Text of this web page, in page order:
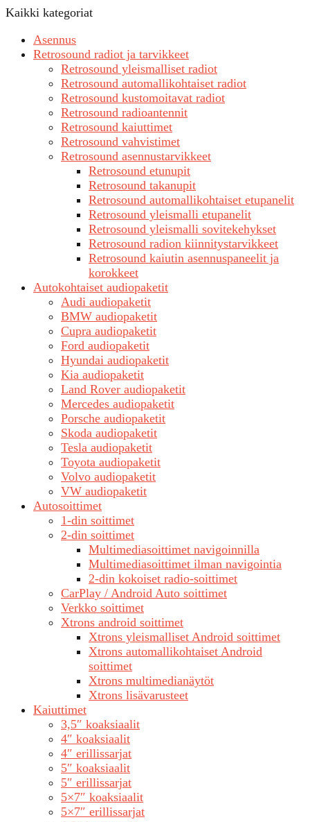
Kaikki kategoriat
Asennus
Retrosound radiot ja tarvikkeet
Retrosound yleismalliset radiot
Retrosound automallikohtaiset radiot
Retrosound kustomoitavat radiot
Retrosound radioantennit
Retrosound kaiuttimet
Retrosound vahvistimet
Retrosound asennustarvikkeet
Retrosound etunupit
Retrosound takanupit
Retrosound automallikohtaiset etupanelit
Retrosound yleismalli etupanelit
Retrosound yleismalli sovitekehykset
Retrosound radion kiinnitystarvikkeet
Retrosound kaiutin asennuspaneelit ja
korokkeet
Autokohtaiset audiopaketit
Audi audiopaketit
BMW audiopaketit
Cupra audiopaketit
Ford audiopaketit
Hyundai audiopaketit
Kia audiopaketit
Land Rover audiopaketit
Mercedes audiopaketit
Porsche audiopaketit
Skoda audiopaketit
Tesla audiopaketit
Toyota audiopaketit
Volvo audiopaketit
VW audiopaketit
Autosoittimet
1-din soittimet
2-din soittimet
Multimediasoittimet navigoinnilla
Multimediasoittimet ilman navigointia
2-din kokoiset radio-soittimet
CarPlay / Android Auto soittimet
Verkko soittimet
Xtrons android soittimet
Xtrons yleismalliset Android soittimet
Xtrons automallikohtaiset Android
soittimet
Xtrons multimedianäytöt
Xtrons lisävarusteet
Kaiuttimet
3,5″ koaksiaalit
4″ koaksiaalit
4″ erillissarjat
5″ koaksiaalit
5″ erillissarjat
5×7″ koaksiaalit
5×7″ erillissarjat